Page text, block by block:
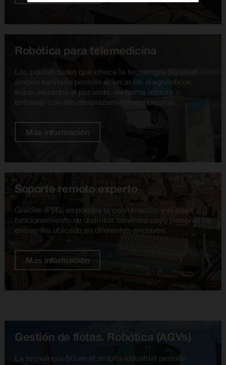
Robótica para telemedicina
Las posibilidades que ofrece la tecnología 5G en el
ámbito sanitario permite acercar los diagnósticos
especializados al paciente, de forma remota y
evitando con ello desplazamientos molestos.
Más información
Soporte remoto experto
Gracias a 5G, es posible la coordinación y el buen
funcionamiento de distintos servicios cuyo personal se
encuentra ubicado en diferentes enclaves.
Más información
Gestión de flotas. Robótica (AGVs)
La tecnología 5G en el ámbito industrial permite